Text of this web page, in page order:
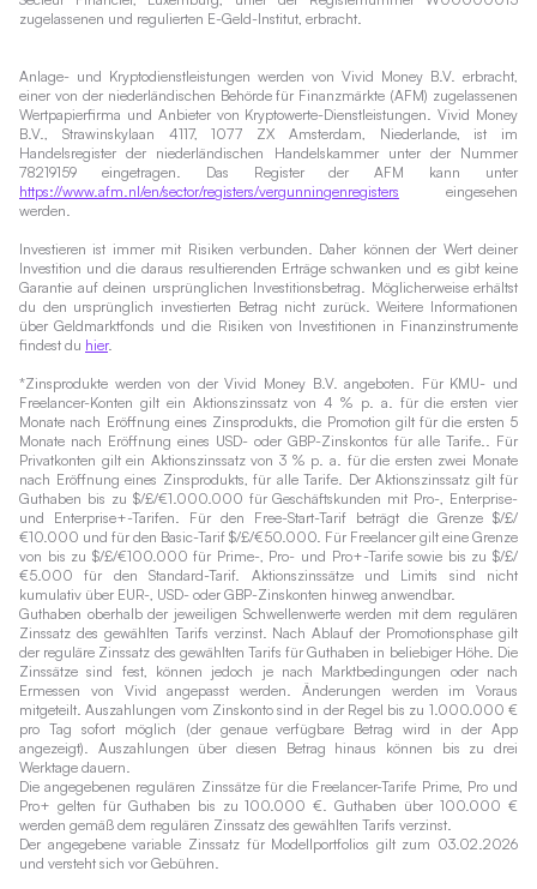
zugelassenen und regulierten E-Geld-Institut, erbracht.
Anlage- und Kryptodienstleistungen werden von Vivid Money B.V. erbracht,
einer von der niederländischen Behörde für Finanzmärkte (AFM) zugelassenen
Wertpapierfirma und Anbieter von Kryptowerte-Dienstleistungen. Vivid Money
B.V., Strawinskylaan 4117, 1077 ZX Amsterdam, Niederlande, ist im
Handelsregister der niederländischen Handelskammer unter der Nummer
78219159 eingetragen. Das Register der AFM kann unter
https://www.afm.nl/en/sector/registers/vergunningenregisters eingesehen
werden.
Investieren ist immer mit Risiken verbunden. Daher können der Wert deiner
Investition und die daraus resultierenden Erträge schwanken und es gibt keine
Garantie auf deinen ursprünglichen Investitionsbetrag. Möglicherweise erhältst
du den ursprünglich investierten Betrag nicht zurück. Weitere Informationen
über Geldmarktfonds und die Risiken von Investitionen in Finanzinstrumente
findest du hier.
*Zinsprodukte werden von der Vivid Money B.V. angeboten. Für KMU- und
Freelancer-Konten gilt ein Aktionszinssatz von 4 % p. a. für die ersten vier
Monate nach Eröffnung eines Zinsprodukts, die Promotion gilt für die ersten 5
Monate nach Eröffnung eines USD- oder GBP-Zinskontos für alle Tarife.. Für
Privatkonten gilt ein Aktionszinssatz von 3 % p. a. für die ersten zwei Monate
nach Eröffnung eines Zinsprodukts, für alle Tarife. Der Aktionszinssatz gilt für
Guthaben bis zu $/£/€1.000.000 für Geschäftskunden mit Pro-, Enterprise-
und Enterprise+-Tarifen. Für den Free-Start-Tarif beträgt die Grenze $/£/
€10.000 und für den Basic-Tarif $/£/€50.000. Für Freelancer gilt eine Grenze
von bis zu $/£/€100.000 für Prime-, Pro- und Pro+-Tarife sowie bis zu $/£/
€5.000 für den Standard-Tarif. Aktionszinssätze und Limits sind nicht
kumulativ über EUR-, USD- oder GBP-Zinskonten hinweg anwendbar.
Guthaben oberhalb der jeweiligen Schwellenwerte werden mit dem regulären
Zinssatz des gewählten Tarifs verzinst. Nach Ablauf der Promotionsphase gilt
der reguläre Zinssatz des gewählten Tarifs für Guthaben in beliebiger Höhe. Die
Zinssätze sind fest, können jedoch je nach Marktbedingungen oder nach
Ermessen von Vivid angepasst werden. Änderungen werden im Voraus
mitgeteilt. Auszahlungen vom Zinskonto sind in der Regel bis zu 1.000.000 €
pro Tag sofort möglich (der genaue verfügbare Betrag wird in der App
angezeigt). Auszahlungen über diesen Betrag hinaus können bis zu drei
Werktage dauern.
Die angegebenen regulären Zinssätze für die Freelancer-Tarife Prime, Pro und
Pro+ gelten für Guthaben bis zu 100.000 €. Guthaben über 100.000 €
werden gemäß dem regulären Zinssatz des gewählten Tarifs verzinst.
Der angegebene variable Zinssatz für Modellportfolios gilt zum 03.02.2026
und versteht sich vor Gebühren.